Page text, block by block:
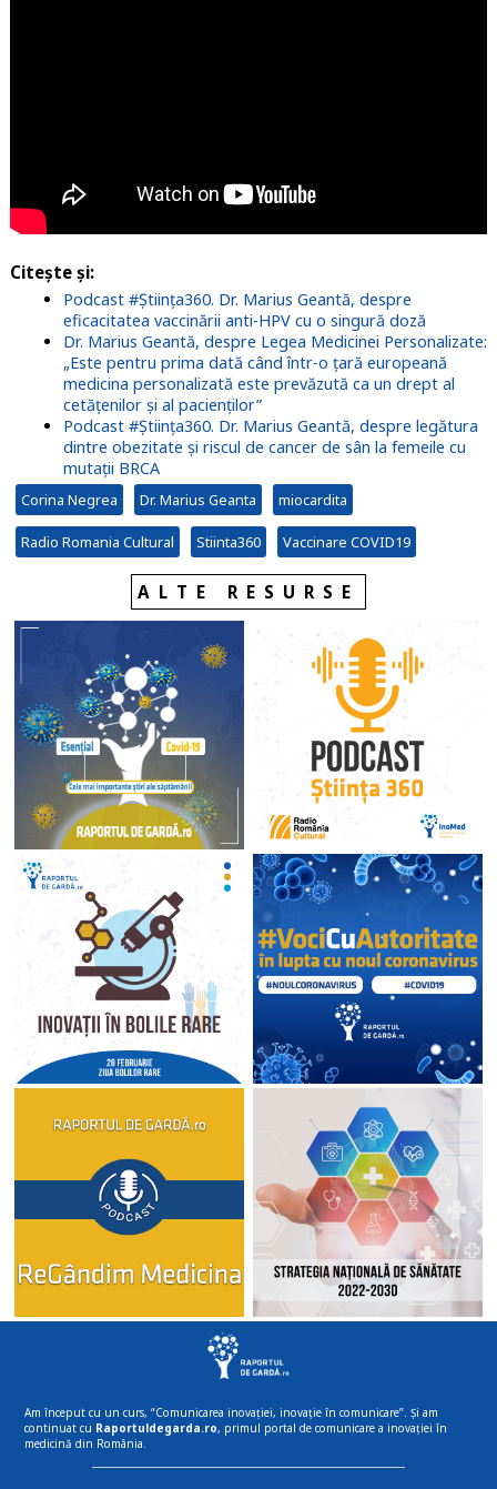
Citește și:
Podcast #Știința360. Dr. Marius Geantă, despre
eficacitatea vaccinării anti-HPV cu o singură doză
Dr. Marius Geantă, despre Legea Medicinei Personalizate:
„Este pentru prima dată când într-o țară europeană
medicina personalizată este prevăzută ca un drept al
cetățenilor și al pacienților”
Podcast #Știința360. Dr. Marius Geantă, despre legătura
dintre obezitate și riscul de cancer de sân la femeile cu
mutații BRCA
Corina Negrea Dr. Marius Geanta miocardita
Radio Romania Cultural Stiinta360 Vaccinare COVID19
ALTE RESURSE
Am început cu un curs, “Comunicarea inovației, inovație în comunicare”. Și am
continuat cu Raportuldegarda.ro, primul portal de comunicare a inovației în
medicină din România.